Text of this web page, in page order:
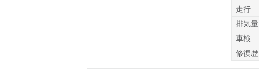
走行
排気量
車検
修復歴